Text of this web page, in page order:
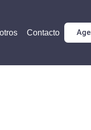
Contacto